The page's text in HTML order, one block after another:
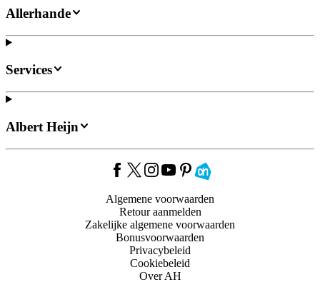
Allerhande
Services
Albert Heijn
Algemene voorwaarden
Retour aanmelden
Zakelijke algemene voorwaarden
Bonusvoorwaarden
Privacybeleid
Cookiebeleid
Over AH